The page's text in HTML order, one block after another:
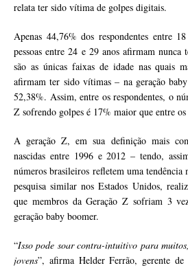
relata ter sido vítima de golpes digitais.
Apenas 44,76% dos respondentes entre
pessoas entre 24 e 29 anos afirmam
são as únicas faixas de idade nas quais
afirmam ter sido vítimas – na geração
52,38%. Assim, entre os respondentes, o
Z sofrendo golpes é 17% maior que entre
A geração Z, em sua definição mais
nascidas entre 1996 e 2012 – tendo,
números brasileiros refletem uma tendência
pesquisa similar nos Estados Unidos,
que membros da Geração Z sofriam 3
geração baby boomer.
“Isso pode soar contra-intuitivo para
jovens”, afirma Helder Ferrão, gerente de